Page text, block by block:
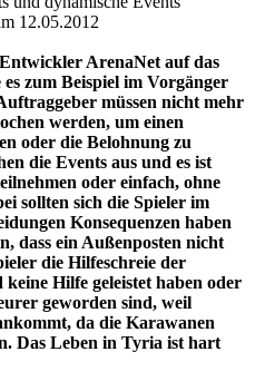
12.05.2012
ArenaNet auf das
zum Beispiel im Vorgänger
müssen nicht mehr
werden, um einen
oder die Belohnung zu
die Events aus und es ist
oder einfach, ohne
sollten sich die Spieler im
Konsequenzen haben
dass ein Außenposten nicht
die Hilfeschreie der
Hilfe geleistet haben oder
geworden sind, weil
da die Karawanen
Das Leben in Tyria ist hart